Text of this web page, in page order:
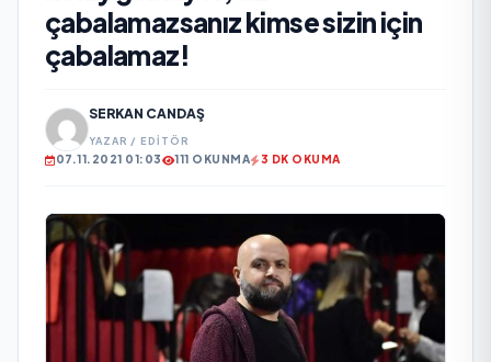
çabalamazsanız kimse sizin için
çabalamaz!
SERKAN CANDAŞ
YAZAR / EDITÖR
07.11.2021 01:03 111 OKUNMA 3 DK OKUMA